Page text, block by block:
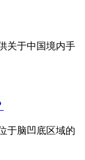
关于中国境内手
于脑凹底区域的